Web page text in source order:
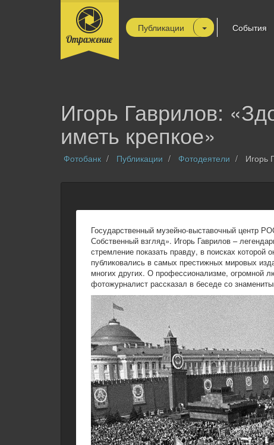
Публикации События
Игорь Гаврилов:
иметь крепкое»
Фотобанк Публикации Фотодеятели Игорь
Государственный музейно-выставочный центр
Собственный взгляд». Игорь Гаврилов –
стремление показать правду, в поисках
публиковались в самых престижных мировых
многих других. О профессионализме, огромной
фотожурналист рассказал в беседе со